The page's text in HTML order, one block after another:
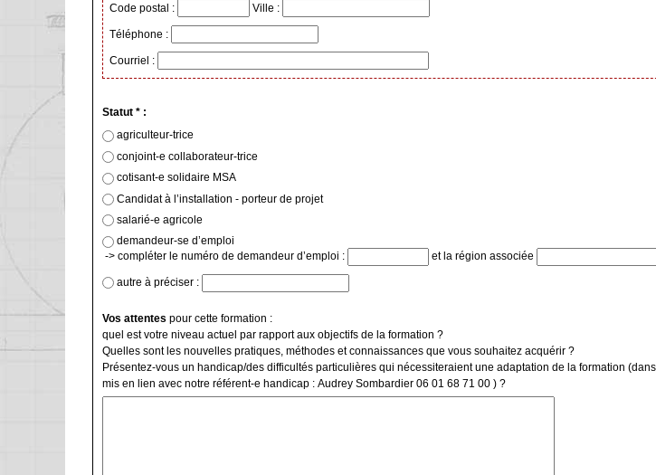
Code postal : Ville :
Téléphone :
Courriel :
Statut * :
agriculteur-trice
conjoint-e collaborateur-trice
cotisant-e solidaire MSA
Candidat à l’installation - porteur de projet
salarié-e agricole
demandeur-se d’emploi
-> compléter le numéro de demandeur d’emploi :
et la région associée
autre à préciser :
Vos attentes pour cette formation :
quel est votre niveau actuel par rapport aux objectifs de la formation ?
Quelles sont les nouvelles pratiques, méthodes et connaissances que vous souhaitez acquérir ?
Présentez-vous un handicap/des difficultés particulières qui nécessiteraient une adaptation de la formation
mis en lien avec notre référent-e handicap : Audrey Sombardier 06 01 68 71 00 ) ?